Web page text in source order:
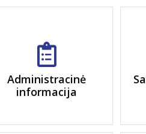
Administracinė
informacija